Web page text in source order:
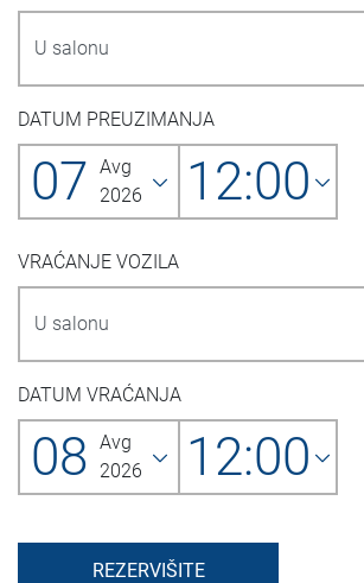
DATUM PREUZIMANJA
07 Avg
2026
12:00
VRAĆANJE VOZILA
DATUM VRAĆANJA
08 Avg
2026
12:00
REZERVIŠITE